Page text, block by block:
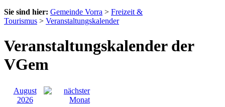
Sie sind hier: Gemeinde Vorra > Freizeit &
Tourismus > Veranstaltungskalender
Veranstaltungskalender der
VGem
August
2026